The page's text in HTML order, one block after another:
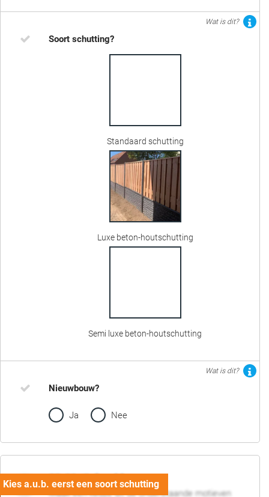
Wat is dit?
Soort schutting?
Standaard schutting
Luxe beton-houtschutting
Semi luxe beton-houtschutting
Wat is dit?
Nieuwbouw?
Ja Nee
02. Motief en kleur
Maak een keuze uit de onderstaande motieven